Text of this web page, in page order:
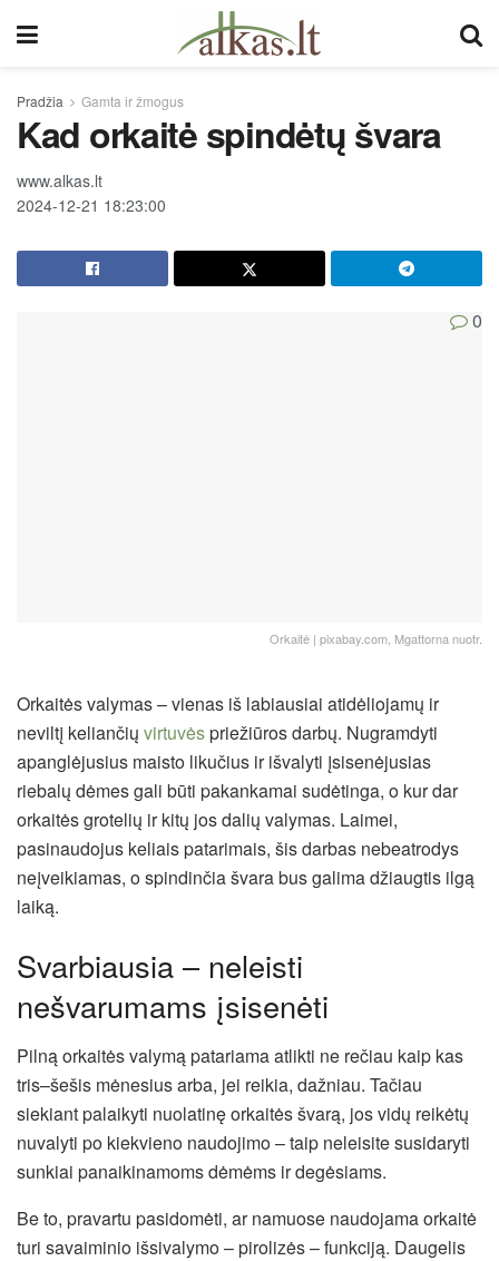
Pradžia Gamta ir žmogus
Kad orkaitė spindėtų švara
www.alkas.lt
2024-12-21 18:23:00
0
Orkaitė | pixabay.com, Mgattorna nuotr.
Orkaitės valymas – vienas iš labiausiai atidėliojamų ir
neviltį keliančių virtuvėspriežiūros darbų. Nugramdyti
apanglėjusius maisto likučius ir išvalyti įsisenėjusias
riebalų dėmes gali būti pakankamai sudėtinga, o kur dar
orkaitės grotelių ir kitų jos dalių valymas. Laimei,
pasinaudojus keliais patarimais, šis darbas nebeatrodys
neįveikiamas, o spindinčia švara bus galima džiaugtis ilgą
laiką.
Svarbiausia – neleisti
nešvarumams įsisenėti
Pilną orkaitės valymą patariama atlikti ne rečiau kaip kas
tris–šešis mėnesius arba, jei reikia, dažniau. Tačiau
siekiant palaikyti nuolatinę orkaitės švarą, jos vidų reikėtų
nuvalyti po kiekvieno naudojimo – taip neleisite susidaryti
sunkiai panaikinamoms dėmėms ir degėsiams.
Be to, pravartu pasidomėti, ar namuose naudojama orkaitė
turi savaiminio išsivalymo – pirolizės – funkciją. Daugelis